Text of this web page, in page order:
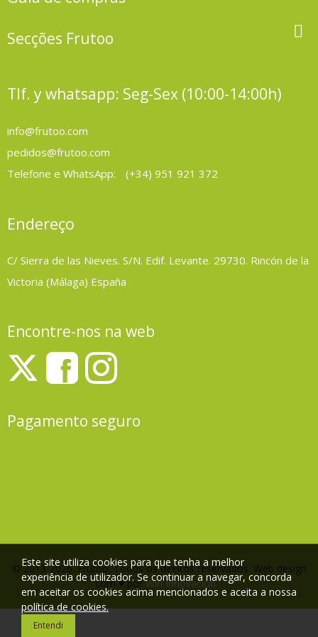
Secções Frutoo 
Tlf. y whatsapp: Seg-Sex (10:00-14:00h)
info@frutoo.com
pedidos@frutoo.com
Telefone e WhatsApp:
(+34) 951 921 372
Endereço
C/ Sierra de las Nieves. S/N. Edif. Levante. 29730. Rincón de la
Victoria (Málaga) España
Encontre-nos na web
Pagamento seguro
© 2013-2026. Frutoo. Todos os direitos reservados. Web design
com ♥ porWin Innovacion
Este site utiliza cookies para que tenha a melhor
experiência de utilizador. Se continuar a navegar, concorda
em aceitar os cookies acima mencionados e aceita a nossa
política de cookies.
Entendi